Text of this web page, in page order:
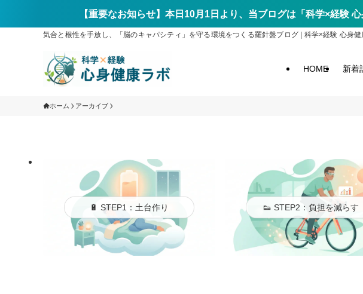
【重要なお知らせ】本日10月1日より、当ブログは「科学×経験
気合と根性を手放し、「脳のキャパシティ」を守る環境をつくる羅針盤ブログ | 科学×経験 心身健
HOME 新着
ホーム アーカイブ
🔋 STEP1：土台作り 👟 STEP2：負担を減らす